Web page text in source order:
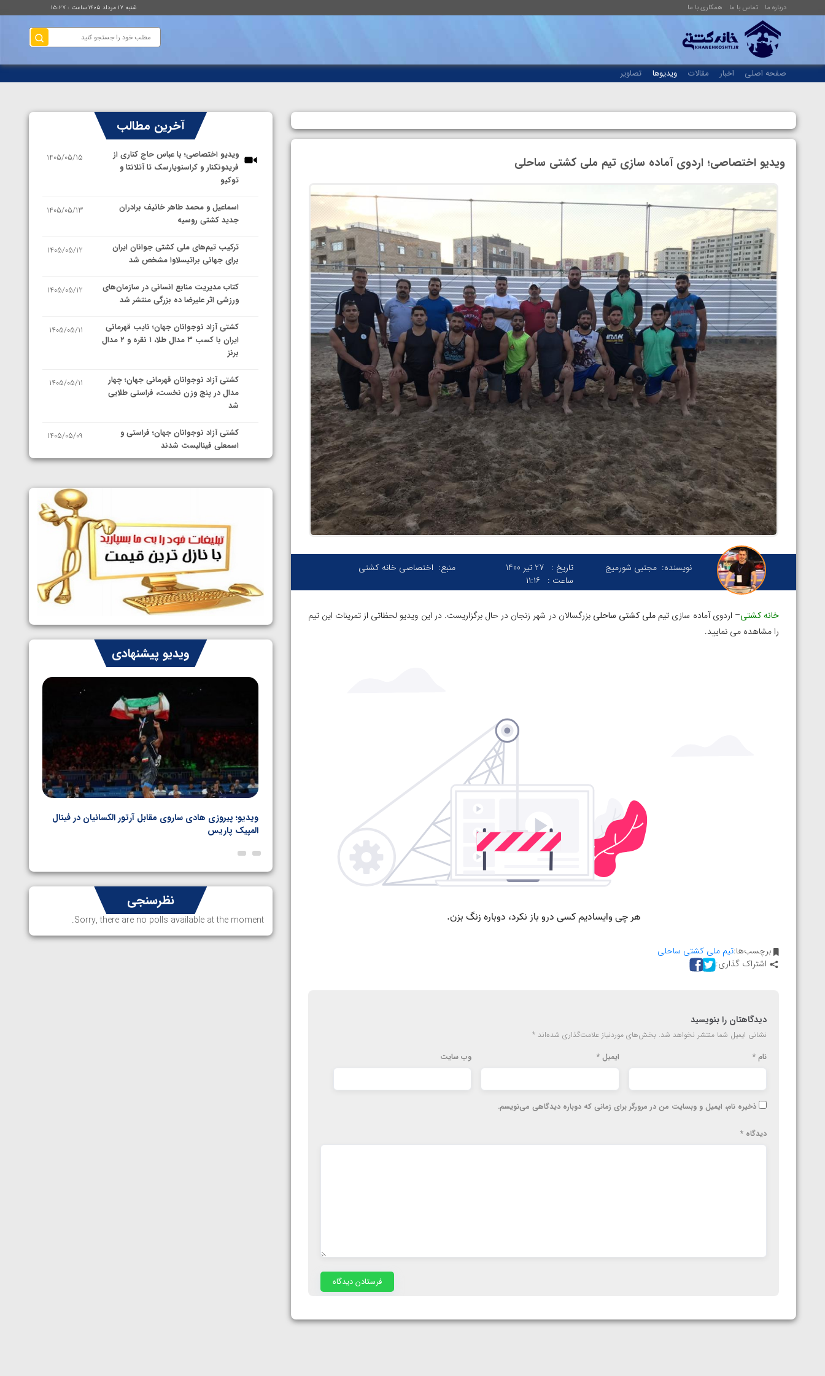
درباره ما تماس با ما همکاری با ما شنبه ۱۷ مرداد ۱۴۰۵ ساعت : ۱۵:۲۷
صفحه اصلی اخبار مقالات ویدیوها تصاویر
ویدیو اختصاصی؛ اردوی آماده سازی تیم ملی کشتی ساحلی
نویسنده: مجتبی شورمیج تاریخ : 27 تیر 1400
ساعت :
۱۱:۱۶
منبع: اختصاصی خانه کشتی
خانه کشتی– اردوی آماده سازی تیم ملی کشتی ساحلی بزرگسالان در شهر زنجان در حال برگزاریست. در این ویدیو لحظاتی از تمرینات این تیم
را مشاهده می نمایید.
برچسب‌ها:تیم ملی کشتی ساحلی
اشتراک گذاری:
دیدگاهتان را بنویسید
نشانی ایمیل شما منتشر نخواهد شد. بخش‌های موردنیاز علامت‌گذاری شده‌اند *
نام * ایمیل* وب‌ سایت
ذخیره نام، ایمیل و وبسایت من در مرورگر برای زمانی که دوباره دیدگاهی می‌نویسم.
دیدگاه *
آخرین مطالب
ویدیو اختصاصی؛ با عباس حاج کناری از
فریدونکنار و کراسنویارسک تا آتلانتا و
توکیو
1405/05/15
اسماعیل و محمد طاهر خانیف برادران
جدید کشتی روسیه
1405/05/13
ترکیب تیم‌های ملی کشتی جوانان ایران
برای جهانی براتیسلاوا مشخص شد
1405/05/12
کتاب مدیریت منابع انسانی در سازمان‌های
ورزشی اثر علیرضا ده بزرگی منتشر شد
1405/05/12
کشتی آزاد نوجوانان جهان؛ نایب قهرمانی
ایران با کسب ۳ مدال طلا، ۱ نقره و ۲ مدال
برنز
1405/05/11
کشتی آزاد نوجوانان قهرمانی جهان؛ چهار
مدال در پنج وزن نخست، فراستی طلایی
شد
1405/05/11
کشتی آزاد نوجوانان جهان؛ فراستی و
اسمعلی فینالیست شدند
1405/05/09
نمایندگان ایران مشخص شدند
سوم برای ایران
1405/05/07
ایران چشم به راه چهار مدال در پنج وزن
دوم کشتی فرنگی نوجوانان جهان
1405/05/06
ویدیو پیشنهادی
ویدیو؛ باخت امین کاویانی نژاد مقابل مالخاز آمویان از
ویدیو؛ صعود حسن یزدانی به فینال المپیک با برتری مقابل
ناظم امینه
ویدیو؛ پیروزی هادی ساروی مقابل آرتور الکسانیان در فینال
المپیک پاریس
نظرسنجی
Sorry, there are no polls available at the moment.